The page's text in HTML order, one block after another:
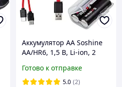
Аккумулятор AA Soshine
AA/HR6, 1,5 B, Li-ion, 2
(2600mWh), заряджається
від USB
Готово к отправке
5.0 (2)